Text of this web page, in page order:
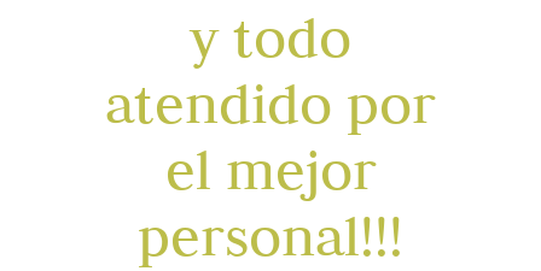
y todo
atendido por
el mejor
personal!!!